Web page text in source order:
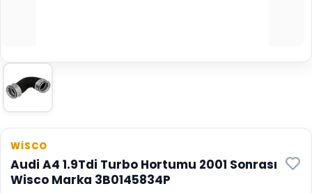
WİSCO
Audi A4 1.9Tdi Turbo Hortumu 2001 Sonrası
Wisco Marka 3B0145834P